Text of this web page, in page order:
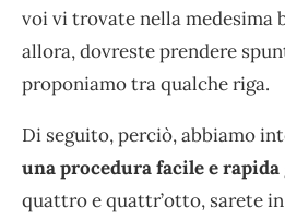
voi vi trovate nella medesima
allora, dovreste prendere
proponiamo tra qualche riga.
Di seguito, perciò, abbiamo
una procedura facile e rapida
quattro e quattr’otto, sarete